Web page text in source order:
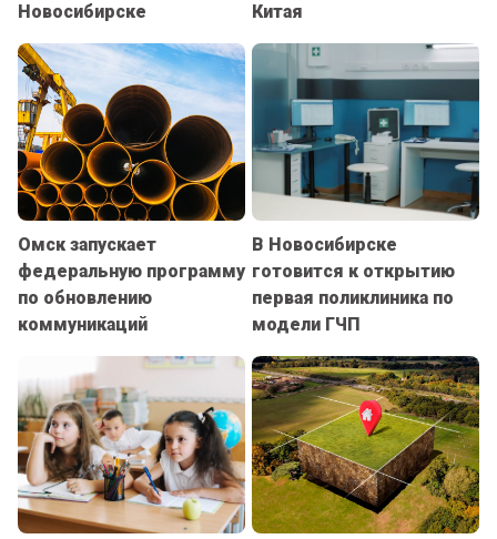
Новосибирске
Китая
Омск запускает
федеральную программу
по обновлению
коммуникаций
В Новосибирске
готовится к открытию
первая поликлиника по
модели ГЧП